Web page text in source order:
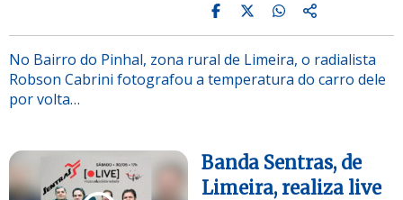
No Bairro do Pinhal, zona rural de Limeira, o radialista
Robson Cabrini fotografou a temperatura do carro dele
por volta…
Banda Sentras, de
Limeira, realiza live